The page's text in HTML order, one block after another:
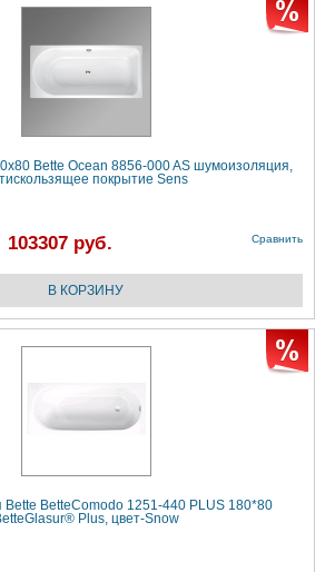
Bette Ocean 8856-000 AS шумоизоляция,
покрытие Sens
103307 руб. Сравнить
Bette BetteComodo 1251-440 PLUS 180*80
Plus, цвет-Snow